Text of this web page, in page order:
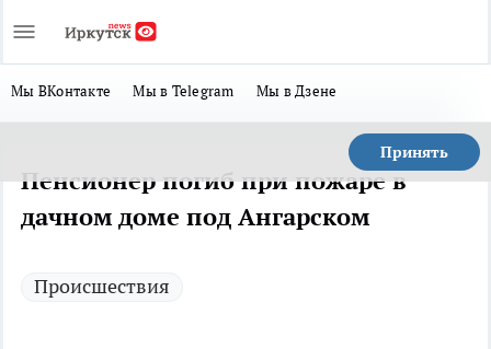
Мы ВКонтакте Мы в Telegram Мы в Дзене
Принять
Пенсионер погиб при пожаре в
дачном доме под Ангарском
Происшествия